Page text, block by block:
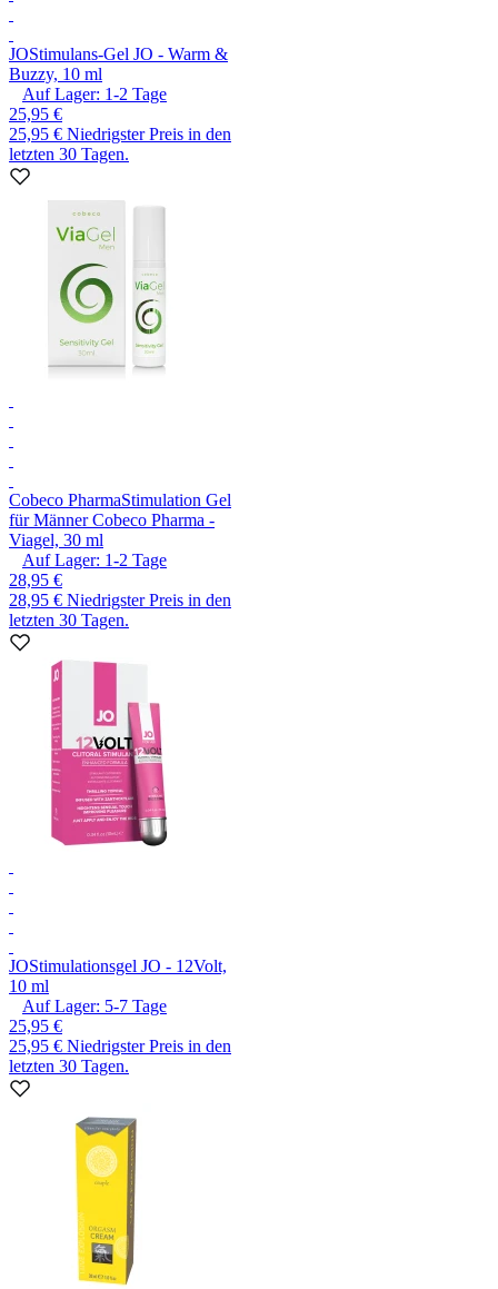
JOStimulans-Gel JO - Warm &
Buzzy, 10 ml
Auf Lager: 1-2 Tage
25,95 €
25,95 € Niedrigster Preis in den
letzten 30 Tagen.
Cobeco PharmaStimulation Gel
für Männer Cobeco Pharma -
Viagel, 30 ml
Auf Lager: 1-2 Tage
28,95 €
28,95 € Niedrigster Preis in den
letzten 30 Tagen.
JOStimulationsgel JO - 12Volt,
10 ml
Auf Lager: 5-7 Tage
25,95 €
25,95 € Niedrigster Preis in den
letzten 30 Tagen.